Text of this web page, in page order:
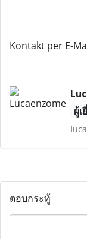
Kontakt per E-
ผู้
ตอบกระทู้